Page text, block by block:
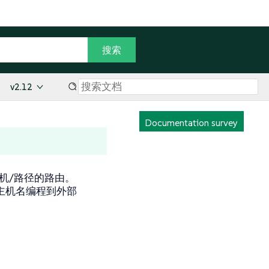
v2.12
Documentation survey
/路径的路由。
机名编程到外部